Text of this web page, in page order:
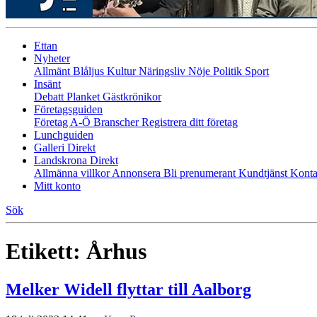
Ettan
Nyheter
Allmänt Blåljus KulturNäringsliv Nöje Politik Sport
Insänt
Debatt Planket Gästkrönikor
Företagsguiden
Företag A-Ö BranscherRegistrera ditt företag
Lunchguiden
Galleri Direkt
Landskrona Direkt
Allmänna villkorAnnonsera Bli prenumerant Kundtjänst
Mitt konto
Sök
Etikett: Århus
Melker Widell flyttar till Aalborg